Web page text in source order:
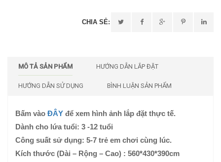
CHIA SẺ:
MÔ TẢ SẢN PHẨM HƯỚNG DẪN LẮP ĐẶT
HƯỚNG DẪN SỬ DỤNG BÌNH LUẬN SẢN PHẨM
Bấm vào ĐÂY để xem hình ảnh lắp đặt thực tế.
Dành cho lứa tuổi: 3 -12 tuổi
Công suất sử dụng: 5-7 trẻ em chơi cùng lúc.
Kích thước (Dài – Rộng – Cao) : 560*430*390cm